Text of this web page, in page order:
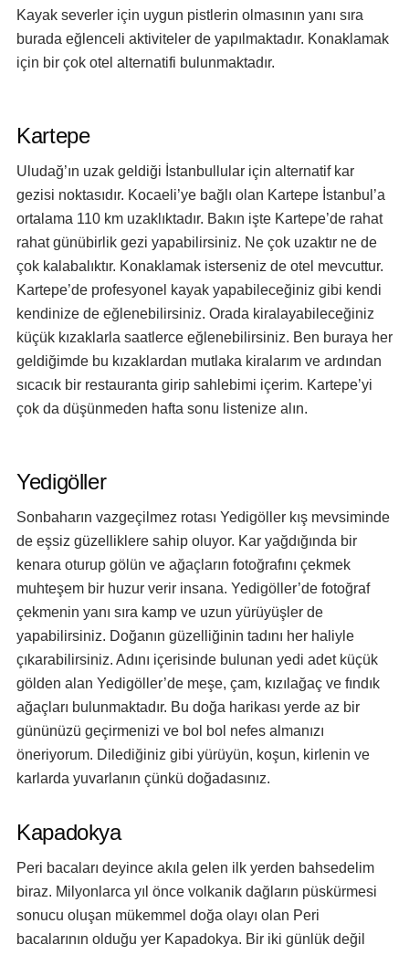
Kayak severler için uygun pistlerin olmasının yanı sıra
burada eğlenceli aktiviteler de yapılmaktadır. Konaklamak
için bir çok otel alternatifi bulunmaktadır.
Kartepe
Uludağ’ın uzak geldiği İstanbullular için alternatif kar
gezisi noktasıdır. Kocaeli’ye bağlı olan Kartepe İstanbul’a
ortalama 110 km uzaklıktadır. Bakın işte Kartepe’de rahat
rahat günübirlik gezi yapabilirsiniz. Ne çok uzaktır ne de
çok kalabalıktır. Konaklamak isterseniz de otel mevcuttur.
Kartepe’de profesyonel kayak yapabileceğiniz gibi kendi
kendinize de eğlenebilirsiniz. Orada kiralayabileceğiniz
küçük kızaklarla saatlerce eğlenebilirsiniz. Ben buraya her
geldiğimde bu kızaklardan mutlaka kiralarım ve ardından
sıcacık bir restauranta girip sahlebimi içerim. Kartepe’yi
çok da düşünmeden hafta sonu listenize alın.
Yedigöller
Sonbaharın vazgeçilmez rotası Yedigöller kış mevsiminde
de eşsiz güzelliklere sahip oluyor. Kar yağdığında bir
kenara oturup gölün ve ağaçların fotoğrafını çekmek
muhteşem bir huzur verir insana. Yedigöller’de fotoğraf
çekmenin yanı sıra kamp ve uzun yürüyüşler de
yapabilirsiniz. Doğanın güzelliğinin tadını her haliyle
çıkarabilirsiniz. Adını içerisinde bulunan yedi adet küçük
gölden alan Yedigöller’de meşe, çam, kızılağaç ve fındık
ağaçları bulunmaktadır. Bu doğa harikası yerde az bir
gününüzü geçirmenizi ve bol bol nefes almanızı
öneriyorum. Dilediğiniz gibi yürüyün, koşun, kirlenin ve
karlarda yuvarlanın çünkü doğadasınız.
Kapadokya
Peri bacaları deyince akıla gelen ilk yerden bahsedelim
biraz. Milyonlarca yıl önce volkanik dağların püskürmesi
sonucu oluşan mükemmel doğa olayı olan Peri
bacalarının olduğu yer Kapadokya. Bir iki günlük değil